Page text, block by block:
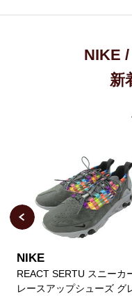
NIKE
新
NIKE
REACT SERTU スニーカ
レースアップシューズ グ